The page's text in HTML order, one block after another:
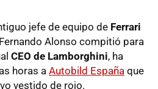
jefe de equipo de Ferrari
Alonso compitió para
CEO de Lamborghini, ha
horas a Autobild España que
vestido de rojo.